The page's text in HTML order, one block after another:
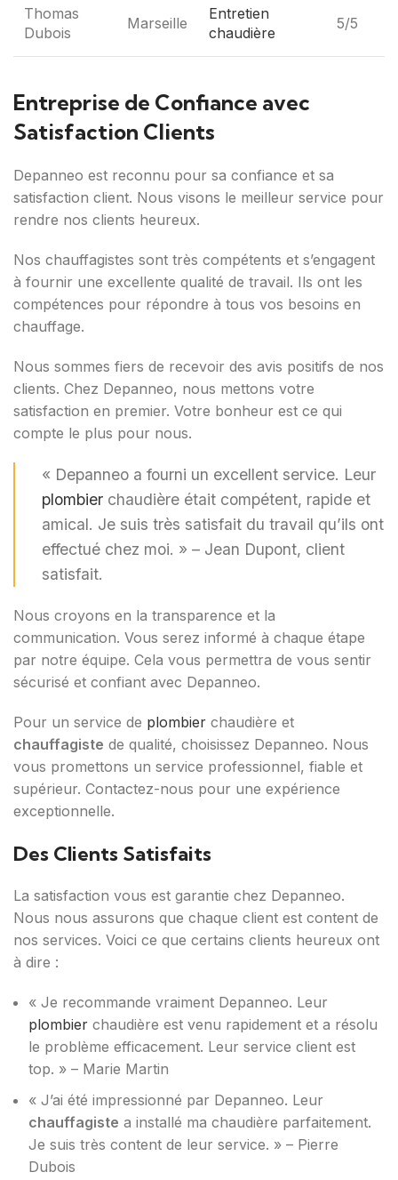
Thomas
Dubois
Marseille
Entretien
chaudière
5/5
Entreprise de Confiance avec
Satisfaction Clients
Depanneo est reconnu pour sa confiance et sa
satisfaction client. Nous visons le meilleur service pour
rendre nos clients heureux.
Nos chauffagistes sont très compétents et s’engagent
à fournir une excellente qualité de travail. Ils ont les
compétences pour répondre à tous vos besoins en
chauffage.
Nous sommes fiers de recevoir des avis positifs de nos
clients. Chez Depanneo, nous mettons votre
satisfaction en premier. Votre bonheur est ce qui
compte le plus pour nous.
« Depanneo a fourni un excellent service. Leur
plombier chaudière était compétent, rapide et
amical. Je suis très satisfait du travail qu’ils ont
effectué chez moi. » – Jean Dupont, client
satisfait.
Nous croyons en la transparence et la
communication. Vous serez informé à chaque étape
par notre équipe. Cela vous permettra de vous sentir
sécurisé et confiant avec Depanneo.
Pour un service de plombier chaudière et
chauffagiste de qualité, choisissez Depanneo. Nous
vous promettons un service professionnel, fiable et
supérieur. Contactez-nous pour une expérience
exceptionnelle.
Des Clients Satisfaits
La satisfaction vous est garantie chez Depanneo.
Nous nous assurons que chaque client est content de
nos services. Voici ce que certains clients heureux ont
à dire :
« Je recommande vraiment Depanneo. Leur
plombier chaudière est venu rapidement et a résolu
le problème efficacement. Leur service client est
top. » – Marie Martin
« J’ai été impressionné par Depanneo. Leur
chauffagiste a installé ma chaudière parfaitement.
Je suis très content de leur service. » – Pierre
Dubois